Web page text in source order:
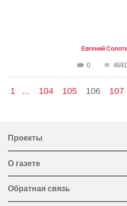
Евгений
0 4691
1 ... 104 105 106 107
Проекты
О газете
Обратная связь